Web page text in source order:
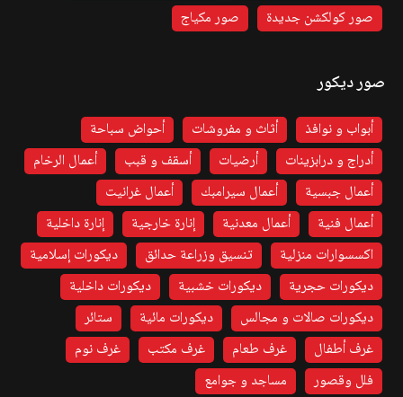
صور كولكشن جديدة
صور مكياج
صور ديكور
أبواب و نوافذ أثاث و مفروشات
أحواض سباحة
أدراج و درابزينات
أرضيات أسقف و قبب
أعمال الرخام
أعمال جبسية
أعمال سيرامبك
أعمال غرانيت
أعمال فنية
أعمال معدنية إنارة خارجية
إنارة داخلية
اكسسوارات منزلية
تنسيق وزراعة حدائق
ديكورات إسلامية
ديكورات حجرية
ديكورات خشبية
ديكورات داخلية
ديكورات صالات و مجالس
ديكورات مائية
ستائر
غرف أطفال
غرف طعام غرف مكتب
غرف نوم
فلل وقصور
مساجد و جوامع